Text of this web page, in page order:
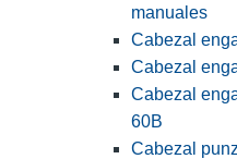
manuales
Cabezal
Cabezal
Cabezal
60B
Cabezal